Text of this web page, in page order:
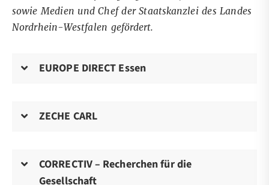
sowie Medien und Chef der Staatskanzlei des Landes
Nordrhein-Westfalen gefördert.
EUROPE DIRECT Essen
ZECHE CARL
CORRECTIV – Recherchen für die
Gesellschaft